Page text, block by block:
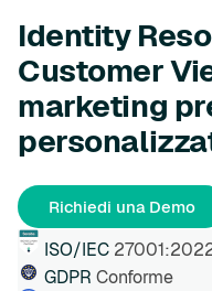
Identity
Customer
marketing
Richiedi una Demo
ISO/IEC
GDPR Conforme